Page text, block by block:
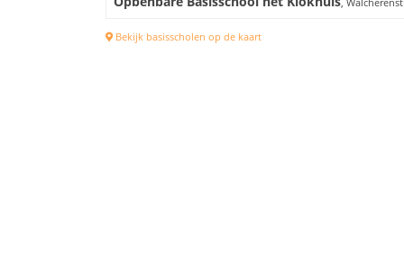
Bekijk basisscholen op de kaart